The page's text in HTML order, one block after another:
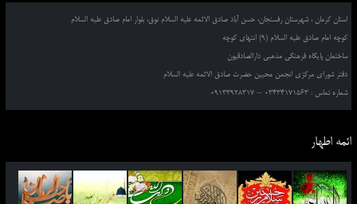
استان کرمان ، شهرستان رفسنجان، حسن آباد صادق الائمه علیه السلام نوق، بلوار امام صادق علیه السلام
کوچه امام صادق علیه السلام (9) انتهای کوچه
ساختمان پایگاه فرهنگی مذهبی دارالصادقیون
دفتر شورای مرکزی انجمن محبین حضرت صادق الائمه علیه السلام
شماره تماس : 03434171563 – 09133928317
ائمه اطهار